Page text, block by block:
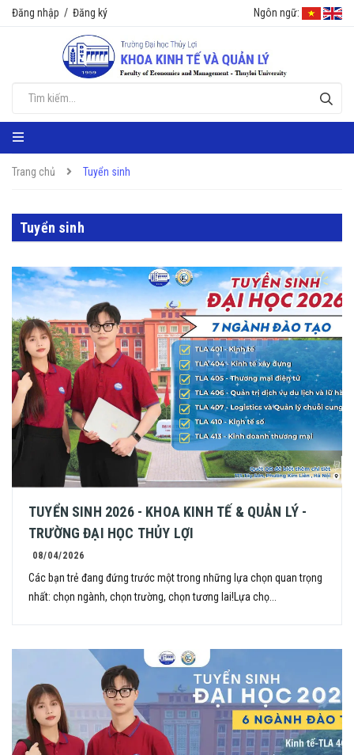
Đăng nhập / Đăng ký Ngôn ngữ:
Trang chủ Tuyển sinh
Tuyển sinh
TUYỂN SINH 2026 - KHOA KINH TẾ & QUẢN LÝ -
TRƯỜNG ĐẠI HỌC THỦY LỢI
08/04/2026
Các bạn trẻ đang đứng trước một trong những lựa chọn quan trọng
nhất: chọn ngành, chọn trường, chọn tương lai!Lựa chọ...